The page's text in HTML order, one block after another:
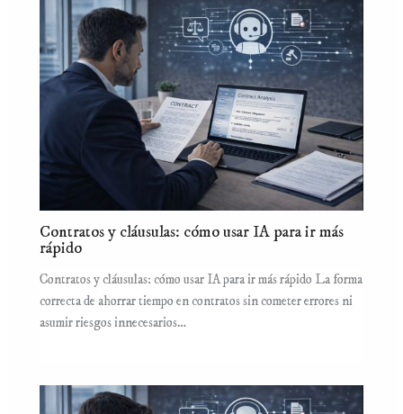
Contratos y cláusulas: cómo usar IA para ir más
rápido
Contratos y cláusulas: cómo usar IA para ir más rápido La forma
correcta de ahorrar tiempo en contratos sin cometer errores ni
asumir riesgos innecesarios…